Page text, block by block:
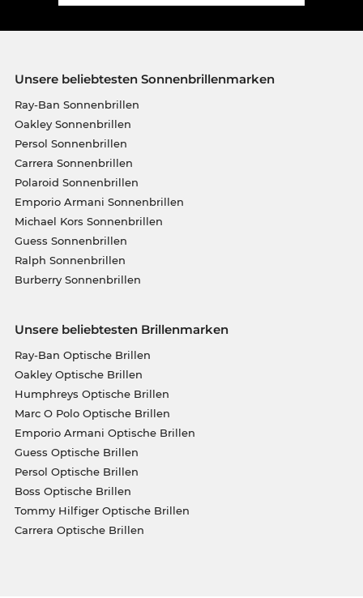
Unsere beliebtesten Sonnenbrillenmarken
Ray-Ban Sonnenbrillen
Oakley Sonnenbrillen
Persol Sonnenbrillen
Carrera Sonnenbrillen
Polaroid Sonnenbrillen
Emporio Armani Sonnenbrillen
Michael Kors Sonnenbrillen
Guess Sonnenbrillen
Ralph Sonnenbrillen
Burberry Sonnenbrillen
Unsere beliebtesten Brillenmarken
Ray-Ban Optische Brillen
Oakley Optische Brillen
Humphreys Optische Brillen
Marc O Polo Optische Brillen
Emporio Armani Optische Brillen
Guess Optische Brillen
Persol Optische Brillen
Boss Optische Brillen
Tommy Hilfiger Optische Brillen
Carrera Optische Brillen